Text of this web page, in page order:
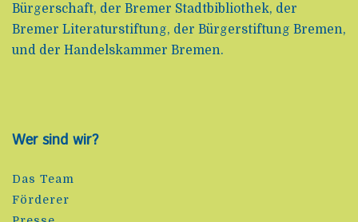
Bürgerschaft, der Bremer Stadtbibliothek, der
Bremer Literaturstiftung, der Bürgerstiftung Bremen,
und der Handelskammer Bremen.
Wer sind wir?
Das Team
Förderer